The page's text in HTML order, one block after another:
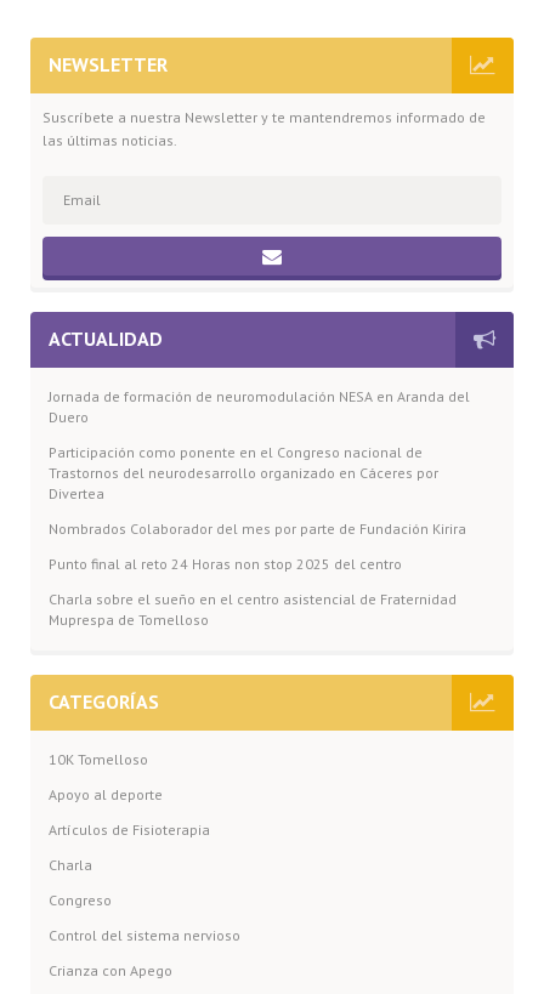
NEWSLETTER
Suscríbete a nuestra Newsletter y te mantendremos informado de
las últimas noticias.
ACTUALIDAD
Jornada de formación de neuromodulación NESA en Aranda del
Duero
Participación como ponente en el Congreso nacional de
Trastornos del neurodesarrollo organizado en Cáceres por
Divertea
Nombrados Colaborador del mes por parte de Fundación Kirira
Punto final al reto 24 Horas non stop 2025 del centro
Charla sobre el sueño en el centro asistencial de Fraternidad
Muprespa de Tomelloso
CATEGORÍAS
10K Tomelloso
Apoyo al deporte
Artículos de Fisioterapia
Charla
Congreso
Control del sistema nervioso
Crianza con Apego